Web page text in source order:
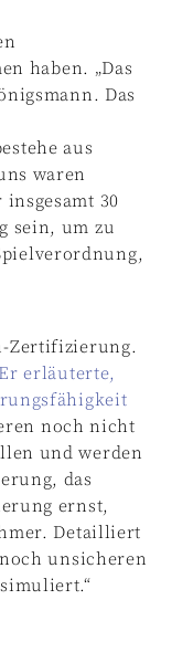
haben. „Das
Das
aus
waren
30
sein, um zu
Zertifizierung.
Er erläuterte,
noch nicht
und werden
das
ernst,
Detailliert
unsicheren